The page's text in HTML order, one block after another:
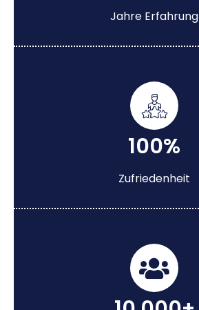
Jahre Erfahrung
100%
Zufriedenheit